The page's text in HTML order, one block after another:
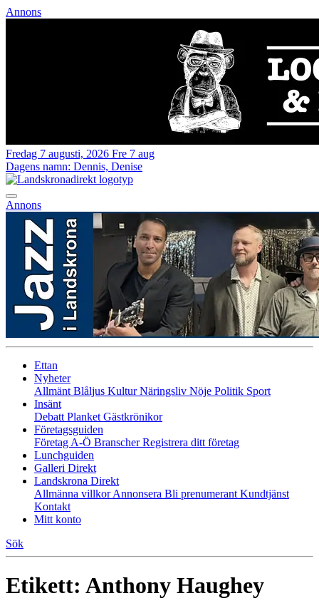
Annons
Fredag 7 augusti, 2026 Fre 7 aug
Dagens namn: Dennis, Denise
Annons
Ettan
Nyheter
Allmänt Blåljus KulturNäringsliv Nöje Politik Sport
Insänt
Debatt Planket Gästkrönikor
Företagsguiden
Företag A-Ö BranscherRegistrera ditt företag
Lunchguiden
Galleri Direkt
Landskrona Direkt
Allmänna villkorAnnonsera Bli prenumerant Kundtjänst
Kontakt
Mitt konto
Sök
Etikett: Anthony Haughey